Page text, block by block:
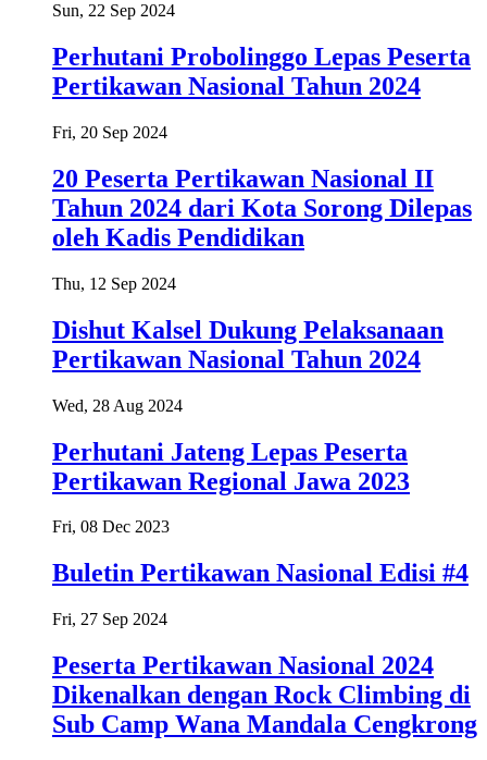
Sun, 22 Sep 2024
Perhutani Probolinggo Lepas Peserta
Pertikawan Nasional Tahun 2024
Fri, 20 Sep 2024
20 Peserta Pertikawan Nasional II
Tahun 2024 dari Kota Sorong Dilepas
oleh Kadis Pendidikan
Thu, 12 Sep 2024
Dishut Kalsel Dukung Pelaksanaan
Pertikawan Nasional Tahun 2024
Wed, 28 Aug 2024
Perhutani Jateng Lepas Peserta
Pertikawan Regional Jawa 2023
Fri, 08 Dec 2023
Buletin Pertikawan Nasional Edisi #4
Fri, 27 Sep 2024
Peserta Pertikawan Nasional 2024
Dikenalkan dengan Rock Climbing di
Sub Camp Wana Mandala Cengkrong